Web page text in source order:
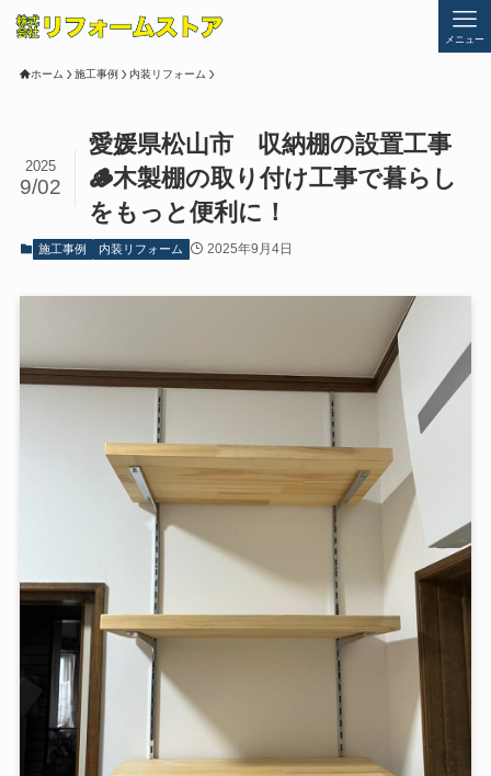
メニュー
ホーム 施工事例 内装リフォーム
愛媛県松山市 収納棚の設置工事
🪵木製棚の取り付け工事で暮らし
をもっと便利に！
2025
9/02
施工事例 内装リフォーム 2025年9月4日